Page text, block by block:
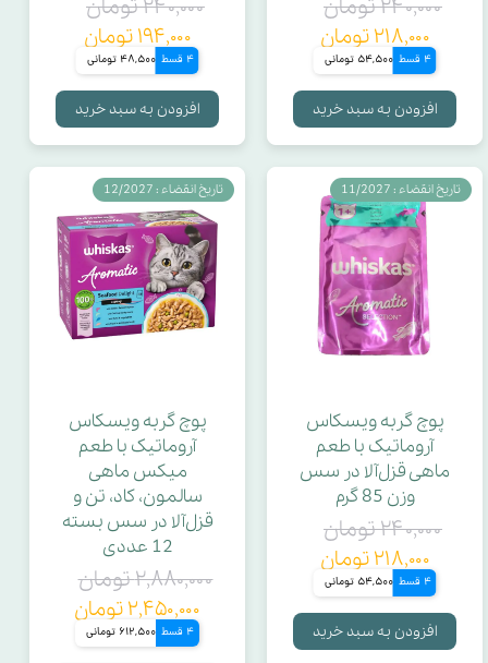
۲۴۰,۰۰۰ تومان
۲۱۸,۰۰۰ تومان
4 قسط 54,500 تومانی
افزودن به سبد خرید
۲۴۰,۰۰۰ تومان
۱۹۴,۰۰۰ تومان
4 قسط 48,500 تومانی
افزودن به سبد خرید
پوچ گربه ویسکاس
آروماتیک با طعم
ماهی قزل‌آلا در سس
وزن 85 گرم
۲۴۰,۰۰۰ تومان
۲۱۸,۰۰۰ تومان
4 قسط 54,500 تومانی
افزودن به سبد خرید
تاریخ انقضاء : 11/2027
پوچ گربه ویسکاس
آروماتیک با طعم
میکس ماهی
سالمون، کاد، تن و
قزل‌آلا در سس بسته
12 عددی
۲,۸۸۰,۰۰۰ تومان
۲,۴۵۰,۰۰۰ تومان
4 قسط 612,500 تومانی
تاریخ انقضاء : 12/2027